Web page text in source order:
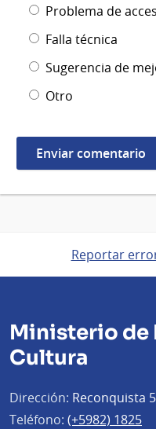
Problema de
Falla técnica
Sugerencia de
Otro
Reportar
Ministerio de
Cultura
Dirección: Reconquista
Teléfono: (+5982) 1825